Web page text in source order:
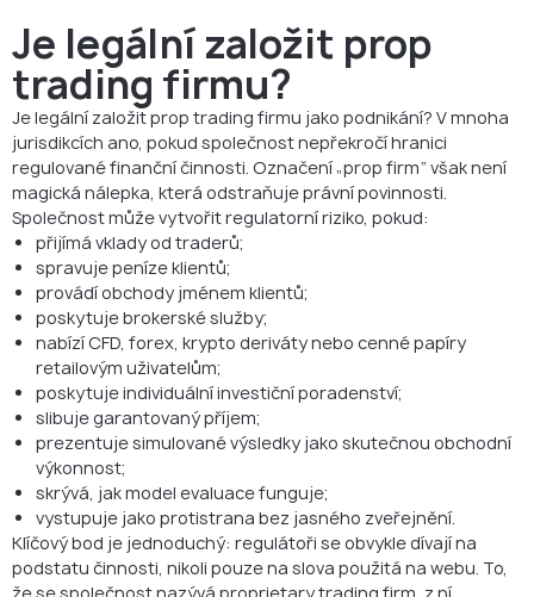
Je legální založit prop
trading firmu?
Je legální založit prop trading firmu jako podnikání? V mnoha
jurisdikcích ano, pokud společnost nepřekročí hranici
regulované finanční činnosti. Označení „prop firm“ však není
magická nálepka, která odstraňuje právní povinnosti.
Společnost může vytvořit regulatorní riziko, pokud:
přijímá vklady od traderů;
spravuje peníze klientů;
provádí obchody jménem klientů;
poskytuje brokerské služby;
nabízí CFD, forex, krypto deriváty nebo cenné papíry
retailovým uživatelům;
poskytuje individuální investiční poradenství;
slibuje garantovaný příjem;
prezentuje simulované výsledky jako skutečnou obchodní
výkonnost;
skrývá, jak model evaluace funguje;
vystupuje jako protistrana bez jasného zveřejnění.
Klíčový bod je jednoduchý: regulátoři se obvykle dívají na
podstatu činnosti, nikoli pouze na slova použitá na webu. To,